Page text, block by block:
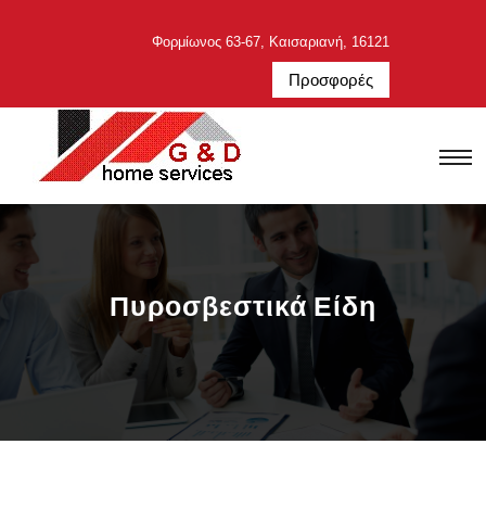
Φορμίωνος 63-67, Καισαριανή, 16121
Προσφορές
Πυροσβεστικά Είδη